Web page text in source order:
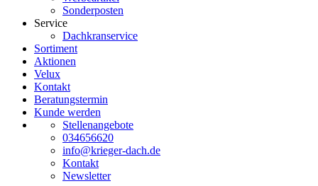
Sonderposten
Service
Dachkranservice
Sortiment
Aktionen
Velux
Kontakt
Beratungstermin
Kunde werden
Stellenangebote
034656620
info@krieger-dach.de
Kontakt
Newsletter